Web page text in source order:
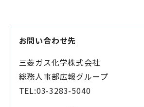
お問い合わせ先
三菱ガス化学株式会社
総務人事部広報グループ
TEL:03-3283-5040